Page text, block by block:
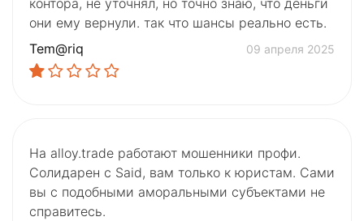
контора, не уточнял, но точно знаю, что деньги
они ему вернули. так что шансы реально есть.
Tem@riq
09 апреля 2025
На alloy.trade работают мошенники профи.
Солидарен с Said, вам только к юристам. Сами
вы с подобными аморальными субъектами не
справитесь.